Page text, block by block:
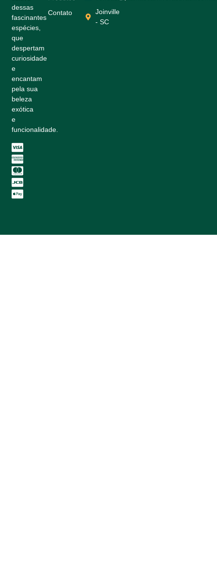
dessas
fascinantes
espécies,
que
despertam
curiosidade
e
encantam
pela sua
beleza
exótica
e
funcionalidade.
Contato
Joinville
- SC